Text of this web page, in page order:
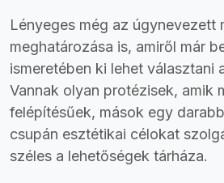
Lényeges még az úgynevezett
meghatározása is, amiről már
ismeretében ki lehet választani
Vannak olyan protézisek, amik
felépítésűek, mások egy
csupán esztétikai célokat
széles a lehetőségek tárháza.